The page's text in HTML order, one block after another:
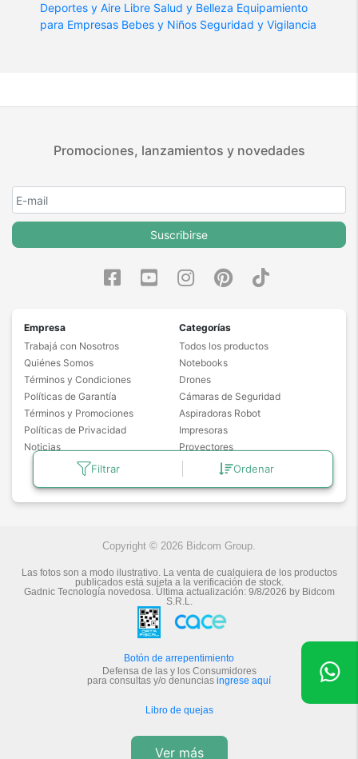
Filtrar Ordenar
Deportes y Aire Libre Salud y Belleza Equipamiento
para Empresas Bebes y Niños Seguridad y Vigilancia
Promociones, lanzamientos y novedades
Suscribirse
Empresa
Trabajá con Nosotros
Quiénes Somos
Términos y Condiciones
Políticas de Garantía
Términos y Promociones
Políticas de Privacidad
Noticias
Categorías
Todos los productos
Notebooks
Drones
Cámaras de Seguridad
Aspiradoras Robot
Impresoras
Proyectores
Freidoras de Aire
Masajeadores
Copyright © 2026 Bidcom Group.
Las fotos son a modo ilustrativo. La venta de cualquiera de los productos
publicados está sujeta a la verificación de stock.
Gadnic Tecnología novedosa.Última actualización: 9/8/2026 by Bidcom
S.R.L.
Botón de arrepentimiento
Defensa de las y los Consumidores
para consultas y/o denuncias ingrese aquí
Libro de quejas
Ver más